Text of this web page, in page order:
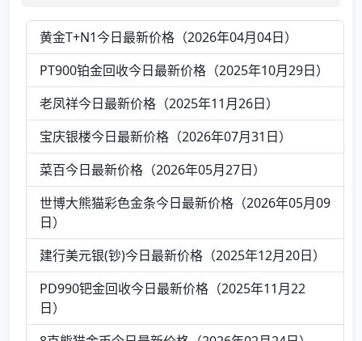
黄金T+N1今日最新价格（2026年04月04日）
PT900铂金回收今日最新价格（2025年10月29日）
老凤祥今日最新价格（2025年11月26日）
宝庆银楼今日最新价格（2026年07月31日）
菜百今日最新价格（2026年05月27日）
世博大熊猫彩色金条今日最新价格（2026年05月09
日）
建行美元银(钞)今日最新价格（2025年12月20日）
PD990钯金回收今日最新价格（2025年11月22
日）